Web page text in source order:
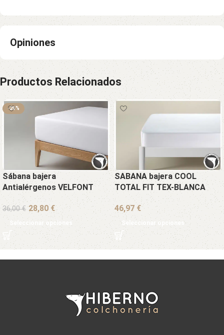
Opiniones
Productos Relacionados
-20%
Sábana bajera
Antialérgenos VELFONT
36,00€ €
Seleccionar opciones
SABANA bajera COOL
TOTAL FIT TEX-BLANCA
€
Seleccionar opciones